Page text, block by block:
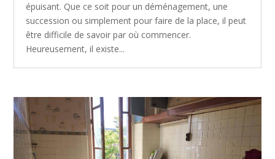
épuisant. Que ce soit pour un déménagement, une
succession ou simplement pour faire de la place, il peut
être difficile de savoir par où commencer.
Heureusement, il existe...